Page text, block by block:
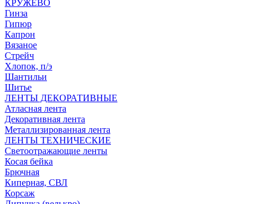
КРУЖЕВО
Гинза
Гипюр
Капрон
Вязаное
Стрейч
Хлопок, п/э
Шантильи
Шитье
ЛЕНТЫ ДЕКОРАТИВНЫЕ
Атласная лента
Декоративная лента
Металлизированная лента
ЛЕНТЫ ТЕХНИЧЕСКИЕ
Светоотражающие ленты
Косая бейка
Брючная
Киперная, СВЛ
Корсаж